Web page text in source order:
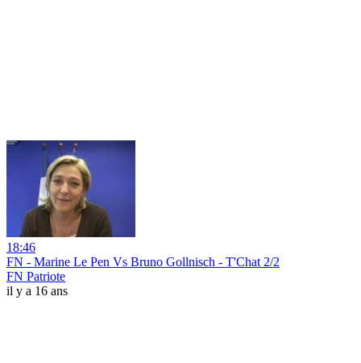
18:46
FN - Marine Le Pen Vs Bruno Gollnisch - T'Chat 2/2
FN Patriote
il y a 16 ans